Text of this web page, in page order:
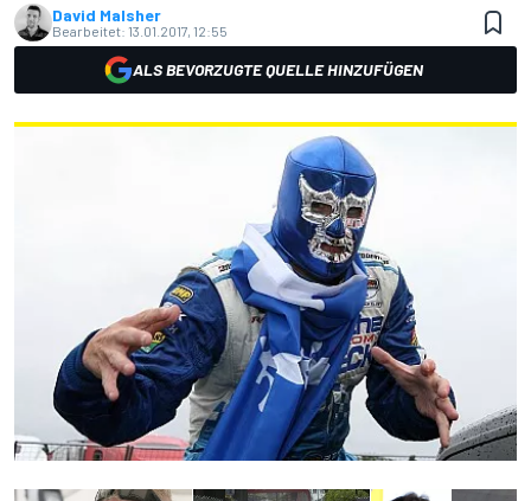
David Malsher
Bearbeitet: 13.01.2017, 12:55
ALS BEVORZUGTE QUELLE HINZUFÜGEN